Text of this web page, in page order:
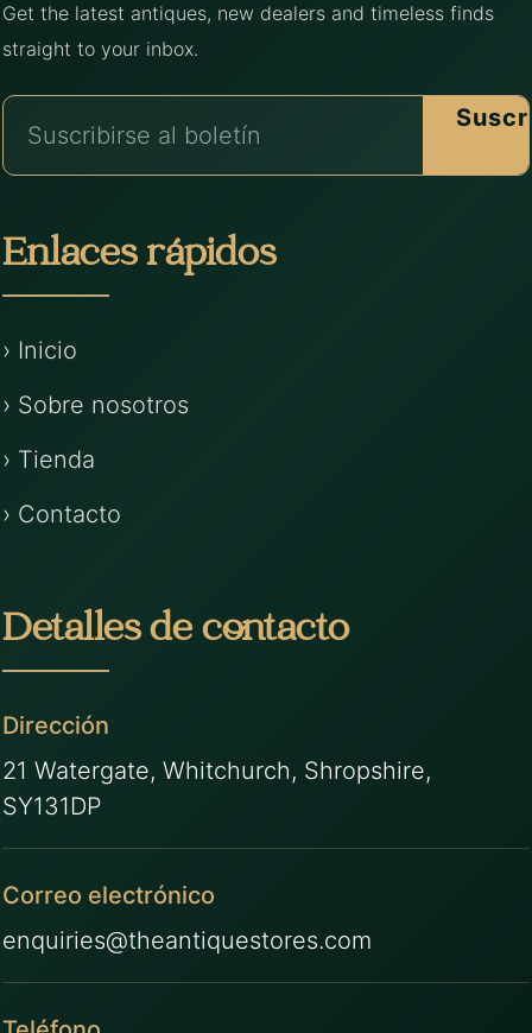
Get the latest antiques, new dealers and timeless finds
straight to your inbox.
Enlaces rápidos
› Inicio
› Sobre nosotros
› Tienda
› Contacto
Detalles de contacto
Dirección
21 Watergate, Whitchurch, Shropshire,
SY131DP
Correo electrónico
enquiries@theantiquestores.com